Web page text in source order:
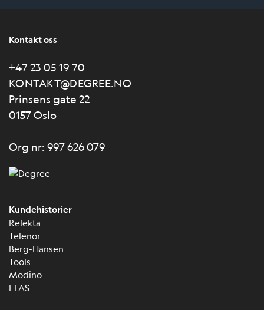
Kontakt oss
+47 23 05 19 70
KONTAKT@DEGREE.NO
Prinsens gate 22
0157 Oslo
Org nr: 997 626 079
Kundehistorier
Relekta
Telenor
Berg-Hansen
Tools
Modino
EFAS